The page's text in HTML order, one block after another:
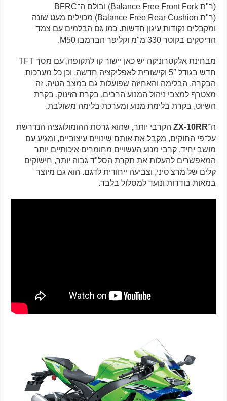
(ר"ת Balance Free Front Fork) ובולם ה־BFRC
(ר"ת Balance Free Rear Cushion) מכוילים מעט שונה
ומקבלים נקודות עיגון חדשות. כמו גם הבלמים עם צמד
הדיסקים בקוטר 330 מ"מ וקליפר הברמבו M50.
מבחינת אלקטרוניקה יש כאן יישור קו לתקופה, עם מסך TFT
חדש בגודל 5″ וקישורית לאפליקציה חדשה, וכן כל מערכות
הבקרה, הבלימה והאחיזה שפועלות גם במצב הטיה. זה
מצטרף למצבי ניהול המנוע הרבים, בקרת הזינוק, בקרת
השיוט, בקרת בלימת מנוע ומערכת בלימה משולבת.
ה־ZX-10RR הקרבי יותר, שהוא גרסת ההומולוגציה הנדרשת
על־פי החוקים, מקבל את אותם שינויים עיצוביים, ומגיע עם
מושב יחיד, קרבי מנוע העשויים מחומרים איכותיים יותר
המאפשרים להעלות את תקרת הסל"ד גבוה יותר, חישוקים
קלים של מרצ'סיני, וצביעה ייחודית לדגם. הוא גם מיוצר
במאות בודדות ונועד למסלול בלבד.